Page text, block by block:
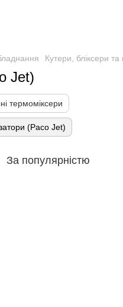
Кутери, бліксери
Jet)
термоміксери
(Paco Jet)
За популярністю